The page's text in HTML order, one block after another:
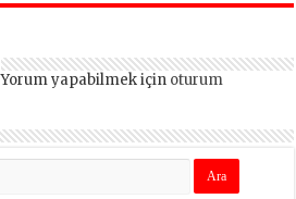
Yorum yapabilmek için oturum